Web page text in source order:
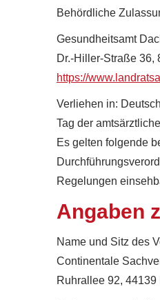
Behördliche
Gesundheitsamt
Dr.-Hiller-Straße 36,
https://
Verliehen in:
Tag der
Es gelten folgende
Regelungen
Angaben
Name und Sitz des
Continentale
Ruhrallee 92, 44139